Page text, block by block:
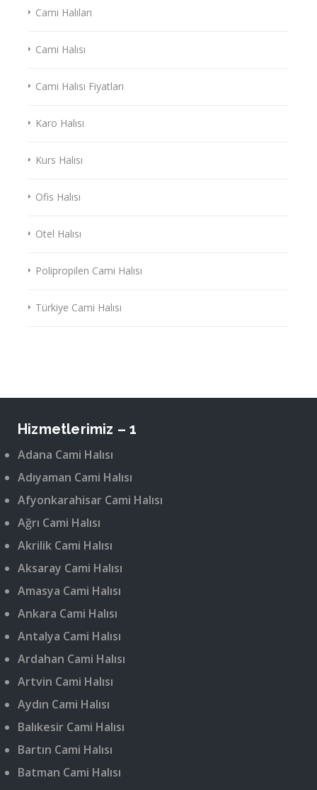
Cami Halıları
Cami Halısı
Cami Halısı Fiyatları
Karo Halısı
Kurs Halısı
Ofis Halısı
Otel Halısı
Polipropilen Cami Halısı
Türkiye Cami Halısı
Hizmetlerimiz – 1
Adana Cami Halısı
Adıyaman Cami Halısı
Afyonkarahisar Cami Halısı
Ağrı Cami Halısı
Akrilik Cami Halısı
Aksaray Cami Halısı
Amasya Cami Halısı
Ankara Cami Halısı
Antalya Cami Halısı
Ardahan Cami Halısı
Artvin Cami Halısı
Aydın Cami Halısı
Balıkesir Cami Halısı
Bartın Cami Halısı
Batman Cami Halısı